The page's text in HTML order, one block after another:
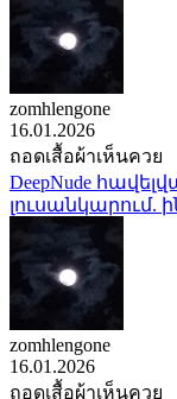
zomhlengone
16.01.2026
ถอดเสื้อผ้าเห็นควย
DeepNude
լուսանկարում.
zomhlengone
16.01.2026
ถอดเสื้อผ้าเห็นควย